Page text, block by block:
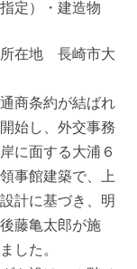
定）・建造物
在地 長崎市大
商条約が結ばれ
始し、外交事務
に面する大浦６
事館建築で、上
計に基づき、明
藤亀太郎が施
した。